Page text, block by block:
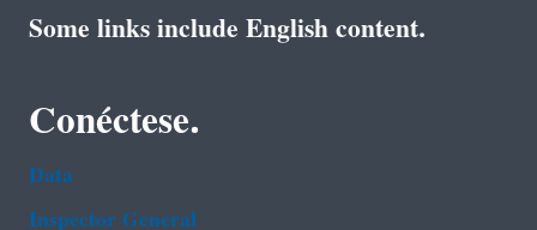
Some links include English content.
Conéctese.
Data
Inspector General